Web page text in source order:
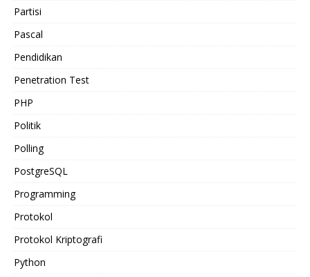
Partisi
Pascal
Pendidikan
Penetration Test
PHP
Politik
Polling
PostgreSQL
Programming
Protokol
Protokol Kriptografi
Python